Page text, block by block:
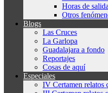
Horas de
Otros
Blogs
Las Cruces
La Garlopa
Guadalajara a fondo
Reportajes
Cosas de aquí
Especiales
IV Certamen relatos